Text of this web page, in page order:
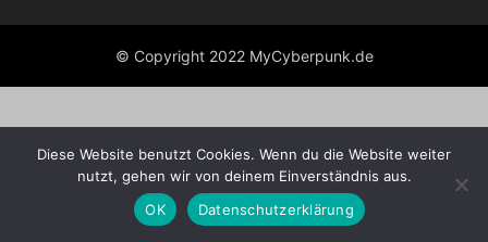
© Copyright 2022 MyCyberpunk.de
Diese Website benutzt Cookies. Wenn du die Website weiter
nutzt, gehen wir von deinem Einverständnis aus.
OK
Datenschutzerklärung